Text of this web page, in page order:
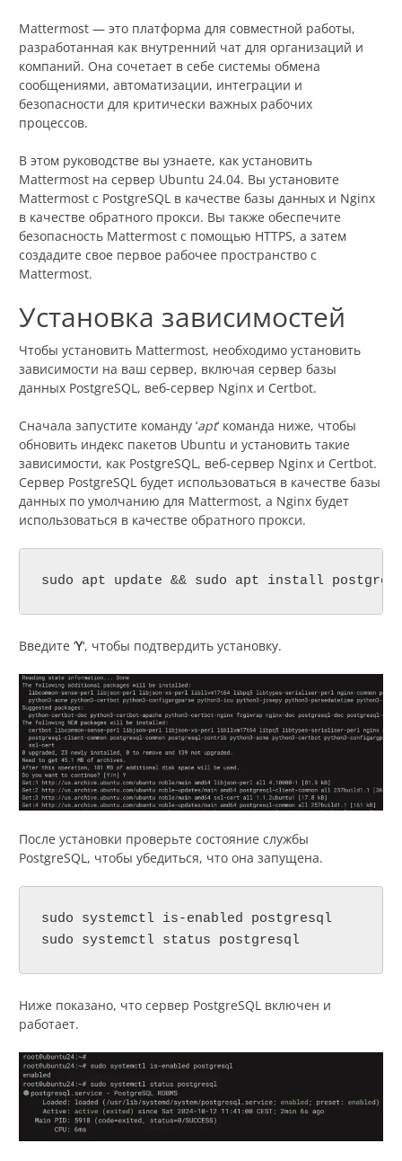
Mattermost — это платформа для совместной работы,
разработанная как внутренний чат для организаций и
компаний. Она сочетает в себе системы обмена
сообщениями, автоматизации, интеграции и
безопасности для критически важных рабочих
процессов.
В этом руководстве вы узнаете, как установить
Mattermost на сервер Ubuntu 24.04. Вы установите
Mattermost с PostgreSQL в качестве базы данных и Nginx
в качестве обратного прокси. Вы также обеспечите
безопасность Mattermost с помощью HTTPS, а затем
создадите свое первое рабочее пространство с
Mattermost.
Установка зависимостей
Чтобы установить Mattermost, необходимо установить
зависимости на ваш сервер, включая сервер базы
данных PostgreSQL, веб-сервер Nginx и Certbot.
Сначала запустите команду ‘apt‘ команда ниже, чтобы
обновить индекс пакетов Ubuntu и установить такие
зависимости, как PostgreSQL, веб-сервер Nginx и Certbot.
Сервер PostgreSQL будет использоваться в качестве базы
данных по умолчанию для Mattermost, а Nginx будет
использоваться в качестве обратного прокси.
sudo apt update && sudo apt install
Введите ‘Y‘, чтобы подтвердить установку.
После установки проверьте состояние службы
PostgreSQL, чтобы убедиться, что она запущена.
sudo systemctl is-enabled postgresql
sudo systemctl status postgresql
Ниже показано, что сервер PostgreSQL включен и
работает.